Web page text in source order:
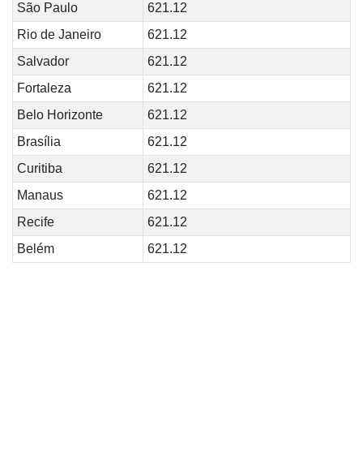
São Paulo
621.12
Rio de Janeiro
621.12
Salvador
621.12
Fortaleza
621.12
Belo Horizonte
621.12
Brasília
621.12
Curitiba
621.12
Manaus
621.12
Recife
621.12
Belém
621.12